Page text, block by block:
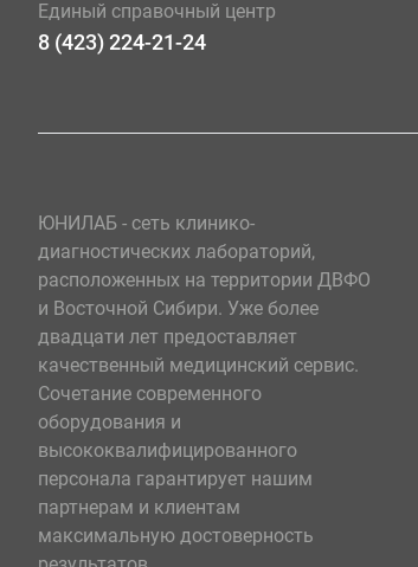
Единый справочный центр
8 (423) 224-21-24
ЮНИЛАБ - сеть клинико-
диагностических лабораторий,
расположенных на территории ДВФО
и Восточной Сибири. Уже более
двадцати лет предоставляет
качественный медицинский сервис.
Сочетание современного
оборудования и
высококвалифицированного
персонала гарантирует нашим
партнерам и клиентам
максимальную достоверность